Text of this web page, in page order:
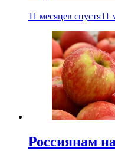
11 месяцев спустя11
Россиянам